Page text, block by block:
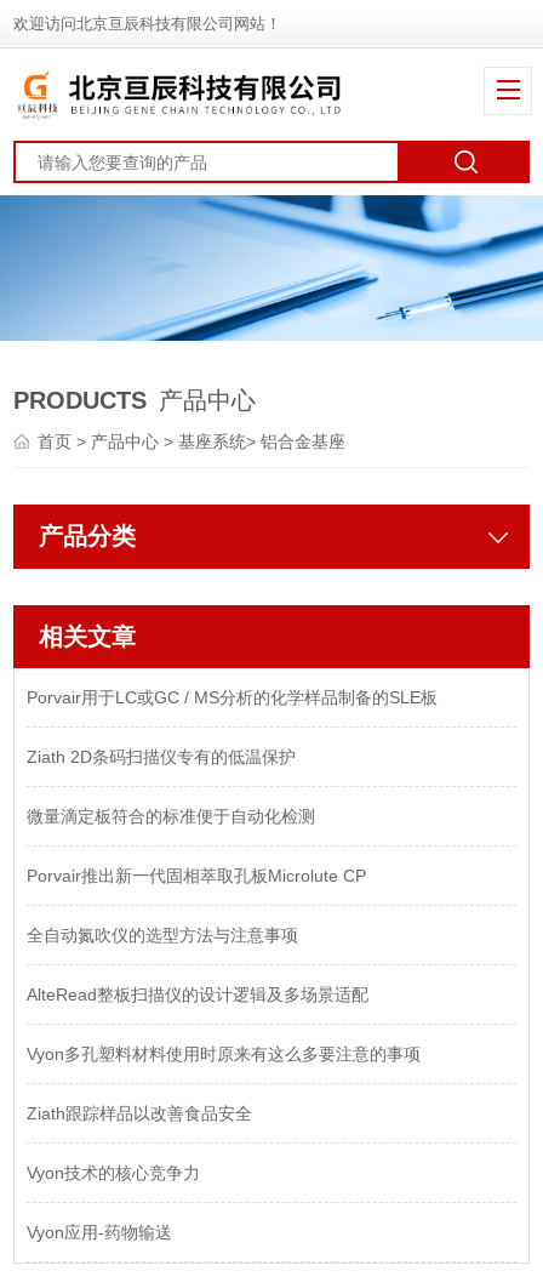
欢迎访问北京亘辰科技有限公司网站！
PRODUCTS 产品中心
首页> 产品中心>基座系统>铝合金基座
产品分类
相关文章
Porvair用于LC或GC / MS分析的化学样品制备的SLE板
Ziath 2D条码扫描仪专有的低温保护
微量滴定板符合的标准便于自动化检测
Porvair推出新一代固相萃取孔板Microlute CP
全自动氮吹仪的选型方法与注意事项
AlteRead整板扫描仪的设计逻辑及多场景适配
Vyon多孔塑料材料使用时原来有这么多要注意的事项
Ziath跟踪样品以改善食品安全
Vyon技术的核心竞争力
Vyon应用-药物输送